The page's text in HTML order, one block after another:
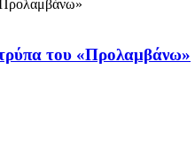
του «Προλαμβάνω»